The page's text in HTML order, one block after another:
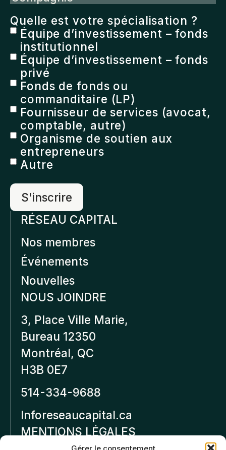
Gérer le consentement
Quelle est votre spécialisation ?
Équipe d’investissement – fonds
institutionnel
Équipe d’investissement – fonds
privé
Fonds de fonds ou
commanditaire (LP)
Fournisseur de services (avocat,
comptable, autre)
Organisme de soutien aux
entrepreneurs
Autre
RÉSEAU CAPITAL
Nos membres
Événements
Nouvelles
NOUS JOINDRE
3, Place Ville Marie,
Bureau 12350
Montréal, QC
H3B 0E7
514-334-9688
Inforeseaucapital.ca
MENTIONS LÉGALES